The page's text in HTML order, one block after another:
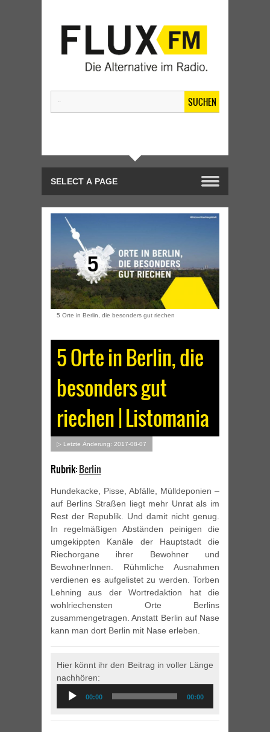
SUCHEN
5 Orte in Berlin, die besonders gut riechen
5 Orte in Berlin, die
besonders gut
riechen | Listomania
▷ Letzte Änderung: 2017-08-07
Rubrik:Berlin
Hundekacke, Pisse, Abfälle, Mülldeponien –
auf Berlins Straßen liegt mehr Unrat als im
Rest der Republik. Und damit nicht genug.
In regelmäßigen Abständen peinigen die
umgekippten Kanäle der Hauptstadt die
Riechorgane ihrer Bewohner und
BewohnerInnen. Rühmliche Ausnahmen
verdienen es aufgelistet zu werden. Torben
Lehning aus der Wortredaktion hat die
wohlriechensten Orte Berlins
zusammengetragen. Anstatt Berlin auf Nase
kann man dort Berlin mit Nase erleben.
Hier könnt ihr den Beitrag in voller Länge
nachhören:
Audio
Player
00:00 00:00